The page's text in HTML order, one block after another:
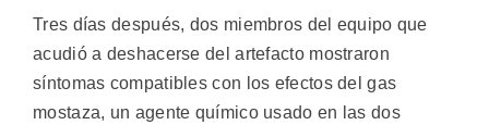
Tres días después, dos miembros del equipo que
acudió a deshacerse del artefacto mostraron
síntomas compatibles con los efectos del gas
mostaza, un agente químico usado en las dos